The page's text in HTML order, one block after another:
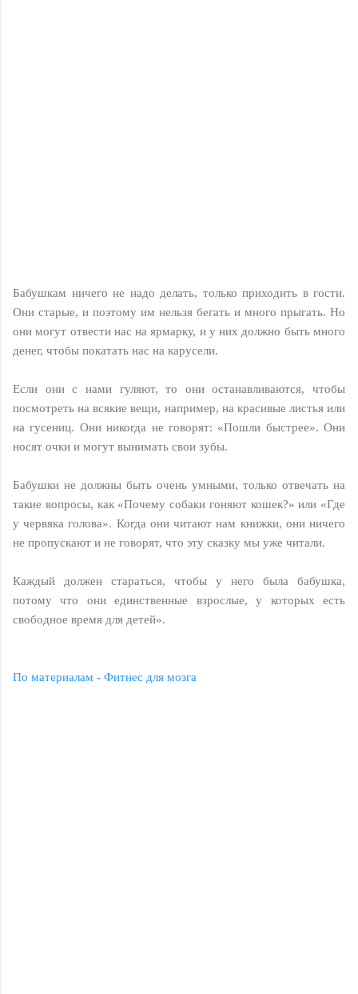
Бабушкам ничего не надо делать, только приходить в гости.
Они старые, и поэтому им нельзя бегать и много прыгать. Но
они могут отвести нас на ярмарку, и у них должно быть много
денег, чтобы покатать нас на карусели.
Если они с нами гуляют, то они останавливаются, чтобы
посмотреть на всякие вещи, например, на красивые листья или
на гусениц. Они никогда не говорят: «Пошли быстрее». Они
носят очки и могут вынимать свои зубы.
Бабушки не должны быть очень умными, только отвечать на
такие вопросы, как «Почему собаки гоняют кошек?» или «Где
у червяка голова». Когда они читают нам книжки, они ничего
не пропускают и не говорят, что эту сказку мы уже читали.
Каждый должен стараться, чтобы у него была бабушка,
потому что они единственные взрослые, у которых есть
свободное время для детей».
По материалам - Фитнес для мозга